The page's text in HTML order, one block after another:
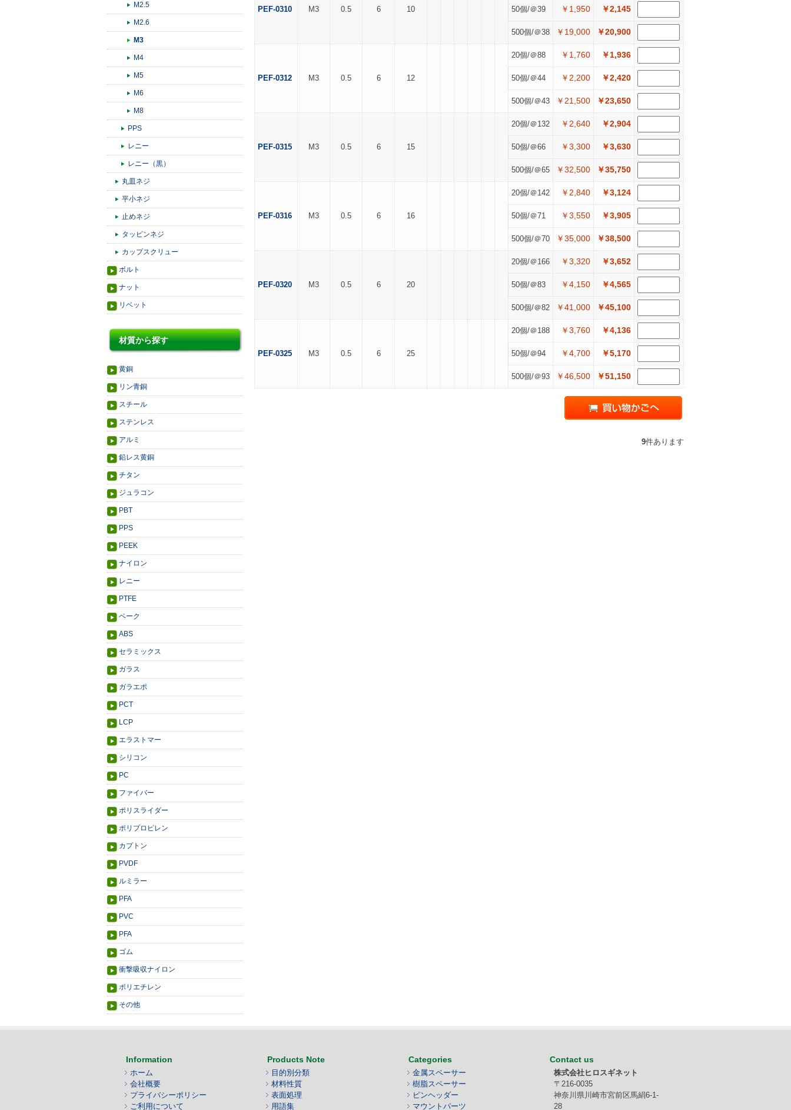
M2.5
M2.6
M3
M4
M5
M6
M8
PPS
レニー
レニー（黒）
丸皿ネジ
平小ネジ
止めネジ
タッピンネジ
カップスクリュー
ボルト
ナット
リベット
材質から探す
黄銅
リン青銅
スチール
ステンレス
アルミ
鉛レス黄銅
チタン
ジュラコン
PBT
PPS
PEEK
ナイロン
レニー
PTFE
ベーク
ABS
セラミックス
ガラス
ガラエポ
PCT
LCP
エラストマー
シリコン
PC
ファイバー
ポリスライダー
ポリプロピレン
カプトン
PVDF
ルミラー
PFA
PVC
PFA
ゴム
衝撃吸収ナイロン
ポリエチレン
その他
PEF-0310 M3 0.5 6 10 50個/＠39 ￥1,950 ￥2,145
500個/＠38 ￥19,000 ￥20,900
PEF-0312 M3 0.5 6 12
20個/＠88 ￥1,760 ￥1,936
50個/＠44 ￥2,200 ￥2,420
500個/＠43 ￥21,500 ￥23,650
PEF-0315 M3 0.5 6 15
20個/＠132 ￥2,640 ￥2,904
50個/＠66 ￥3,300 ￥3,630
500個/＠65 ￥32,500 ￥35,750
PEF-0316 M3 0.5 6 16
20個/＠142 ￥2,840 ￥3,124
50個/＠71 ￥3,550 ￥3,905
500個/＠70 ￥35,000 ￥38,500
PEF-0320 M3 0.5 6 20
20個/＠166 ￥3,320 ￥3,652
50個/＠83 ￥4,150 ￥4,565
500個/＠82 ￥41,000 ￥45,100
PEF-0325 M3 0.5 6 25
20個/＠188 ￥3,760 ￥4,136
50個/＠94 ￥4,700 ￥5,170
500個/＠93 ￥46,500 ￥51,150
9件あります
Information
ホーム
会社概要
プライバシーポリシー
ご利用について
Products Note
目的別分類
材料性質
表面処理
用語集
Categories
金属スペーサー
樹脂スペーサー
ピンヘッダー
マウントパーツ
Contact us
株式会社ヒロスギネット
〒216-0035
神奈川県川崎市宮前区馬絹6-1-
28